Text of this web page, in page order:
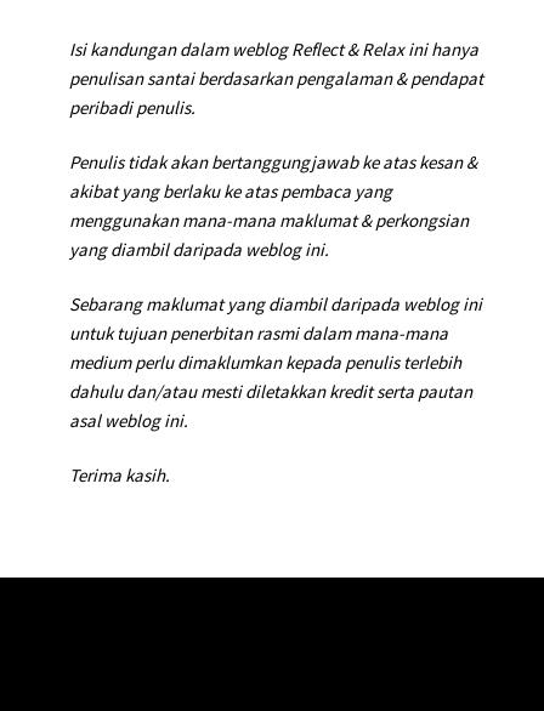
Isi kandungan dalam weblog Reflect & Relax ini hanya
penulisan santai berdasarkan pengalaman & pendapat
peribadi penulis.
Penulis tidak akan bertanggungjawab ke atas kesan &
akibat yang berlaku ke atas pembaca yang
menggunakan mana-mana maklumat & perkongsian
yang diambil daripada weblog ini.
Sebarang maklumat yang diambil daripada weblog ini
untuk tujuan penerbitan rasmi dalam mana-mana
medium perlu dimaklumkan kepada penulis terlebih
dahulu dan/atau mesti diletakkan kredit serta pautan
asal weblog ini.
Terima kasih.